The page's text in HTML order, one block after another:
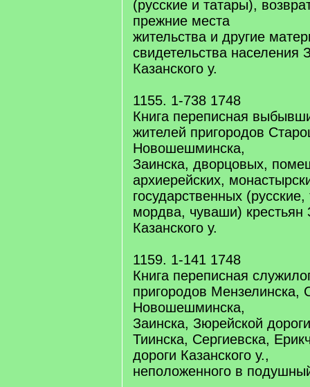
(русские и татары),
прежние места
жительства и другие
свидетельства населения
Казанского у.
1155. 1-738 1748
Книга переписная
жителей пригородов
Новошешминска,
Заинска, дворцовых,
архиерейских,
государственных
мордва, чуваши) крестьян
Казанского у.
1159. 1-141 1748
Книга переписная
пригородов
Новошешминска,
Заинска, Зюрейской
Тиинска, Сергиевска,
дороги Казанского у.,
неположенного в